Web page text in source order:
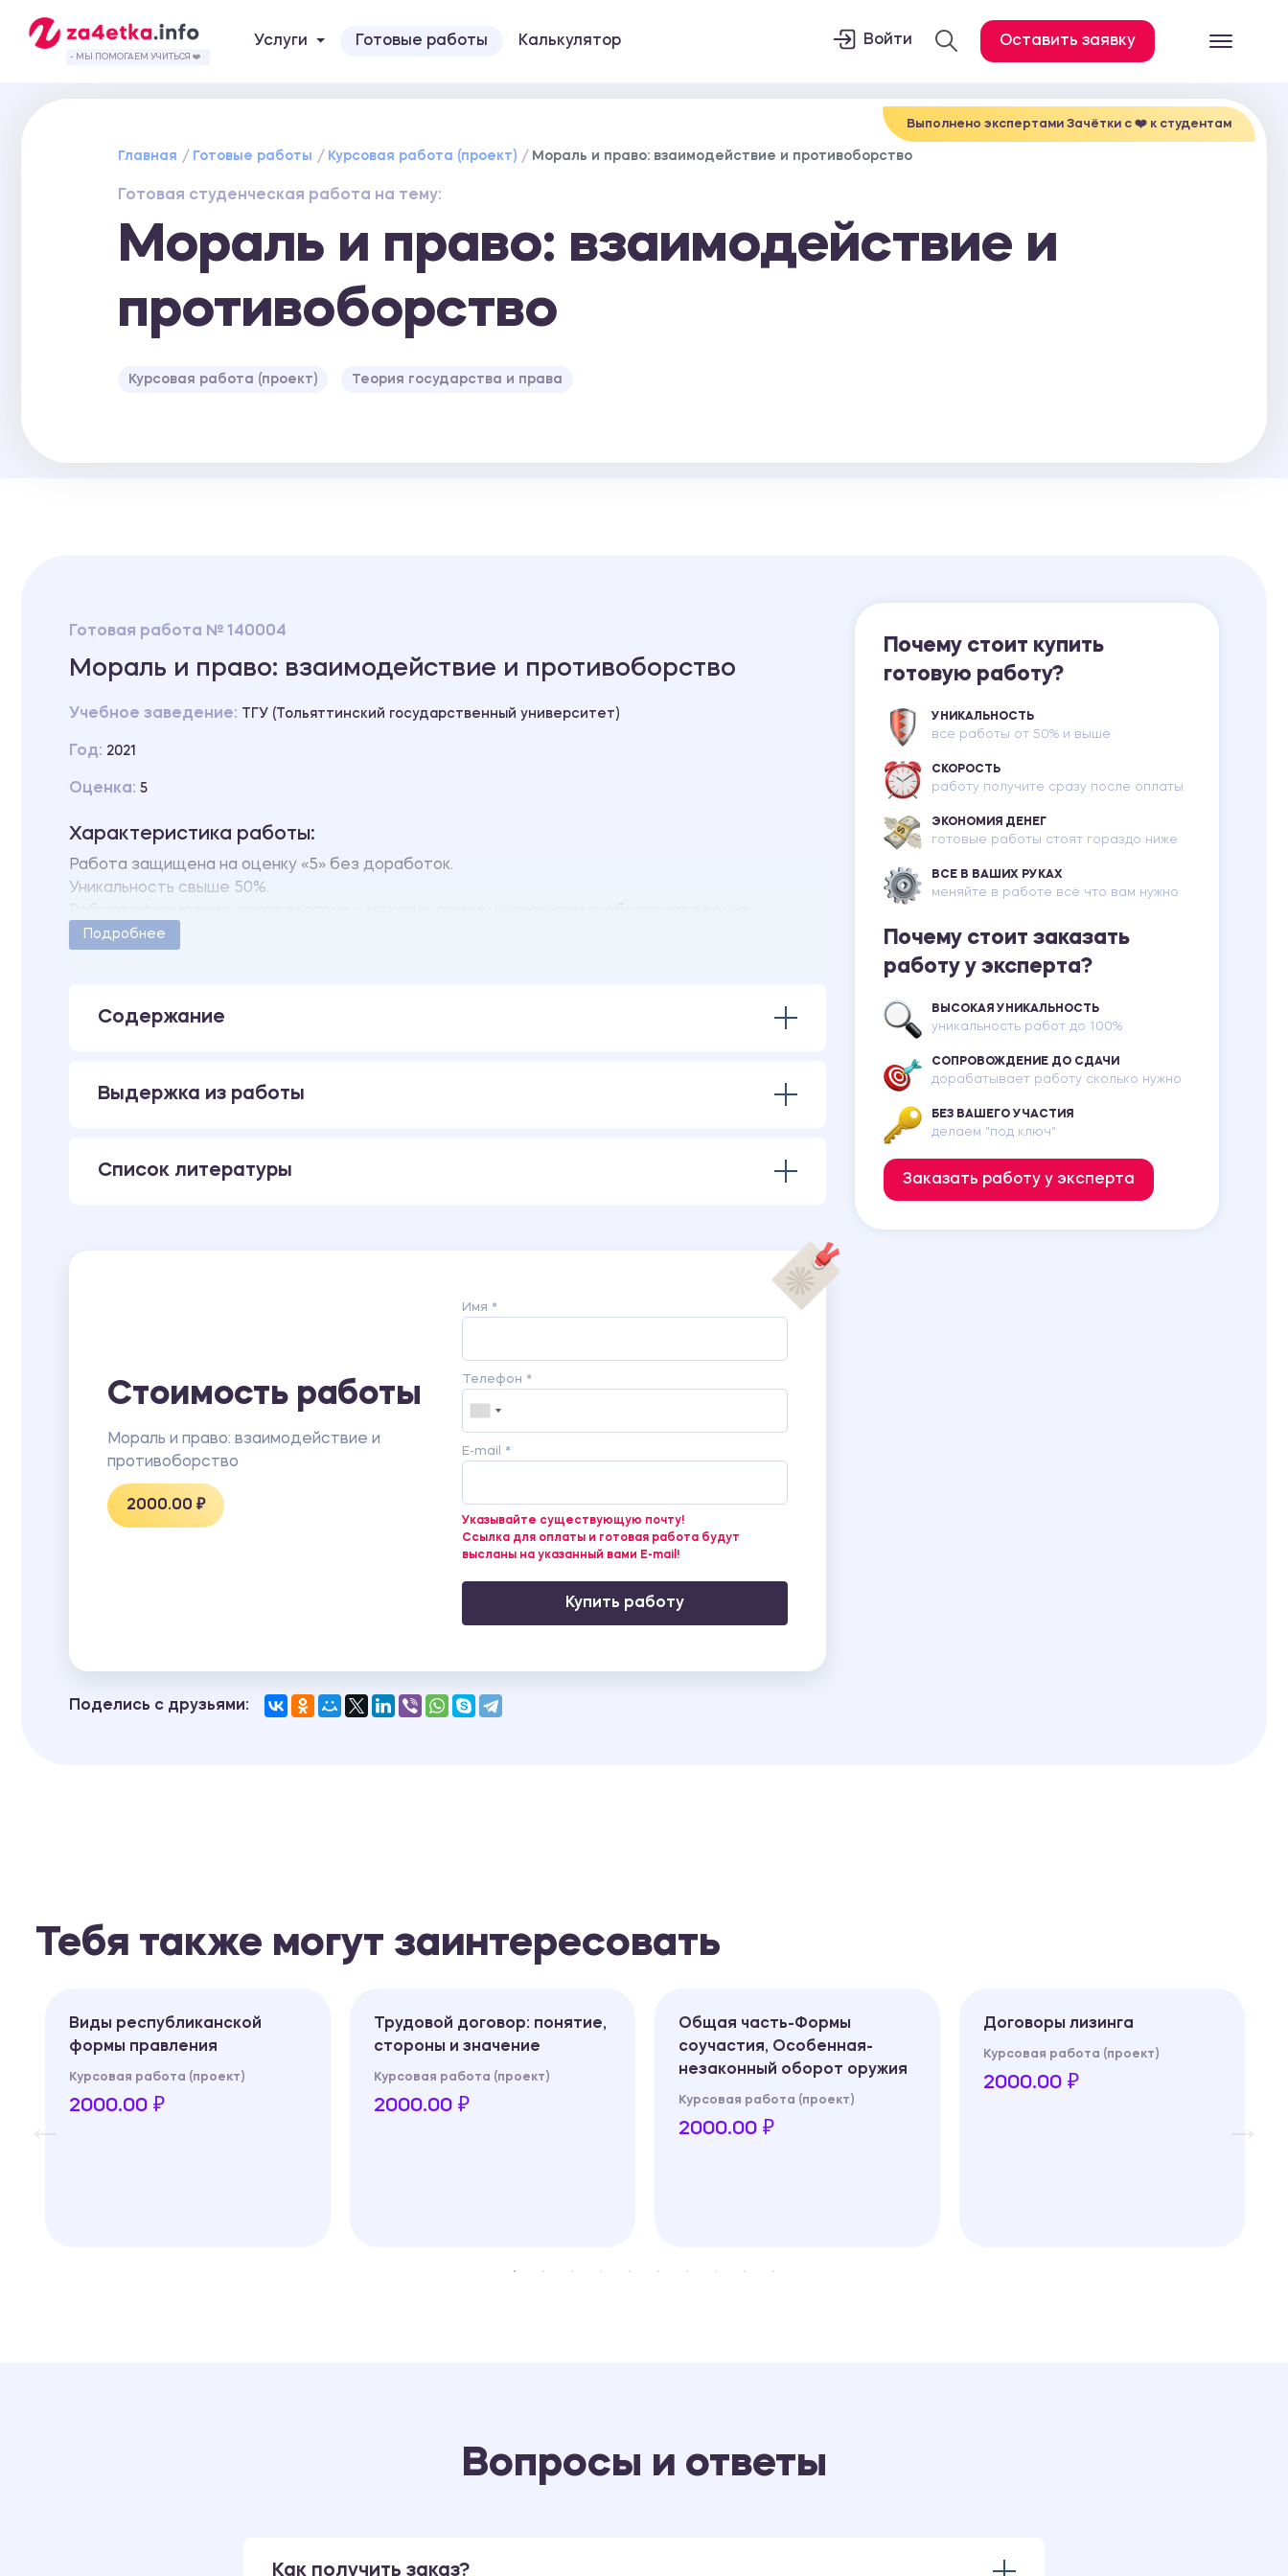
Все услуги
- МЫ ПОМОГАЕМ УЧИТЬСЯ ❤️
Услуги Готовые работы Калькулятор Войти Оставить заявку
Выполнено экспертами Зачётки c ❤️ к студентам
Главная Готовые работы Курсовая работа (проект) Мораль и право: взаимодействие и противоборство
Готовая студенческая работа на тему:
Мораль и право: взаимодействие и
противоборство
Курсовая работа (проект) Теория государства и права
Готовая работа № 140004
Мораль и право: взаимодействие и противоборство
Учебное заведение: ТГУ (Тольяттинский государственный университет)
Год: 2021
Оценка: 5
Характеристика работы:
Работа защищена на оценку «5» без доработок.
Уникальность свыше 50%.
Количество страниц - 26.
Подробнее
Содержание
Выдержка из работы
Список литературы
Стоимость работы
Мораль и право: взаимодействие и
противоборство
2000.00 ₽
Имя *
Телефон *
E-mail *
Указывайте существующую почту!
Ссылка для оплаты и готовая работа будут
высланы на указанный вами E-mail!
Купить работу
Почему стоит купить
готовую работу?
УНИКАЛЬНОСТЬ
все работы от 50% и выше
СКОРОСТЬ
работу получите сразу после оплаты
ЭКОНОМИЯ ДЕНЕГ
готовые работы стоят гораздо ниже
ВСЕ В ВАШИХ РУКАХ
меняйте в работе всё что вам нужно
Почему стоит заказать
работу у эксперта?
ВЫСОКАЯ УНИКАЛЬНОСТЬ
уникальность работ до 100%
СОПРОВОЖДЕНИЕ ДО СДАЧИ
дорабатывает работу сколько нужно
БЕЗ ВАШЕГО УЧАСТИЯ
делаем "под ключ"
Заказать работу у эксперта
Поделись с друзьями:
Тебя также могут заинтересовать
Виды республиканской
формы правления
Курсовая работа (проект)
2000.00 ₽
Трудовой договор: понятие,
стороны и значение
Курсовая работа (проект)
2000.00 ₽
Общая часть-Формы
соучастия, Особенная-
незаконный оборот оружия
Курсовая работа (проект)
2000.00 ₽
Договоры лизинга
Курсовая работа (проект)
2000.00 ₽
Вопросы и ответы
Как получить заказ?